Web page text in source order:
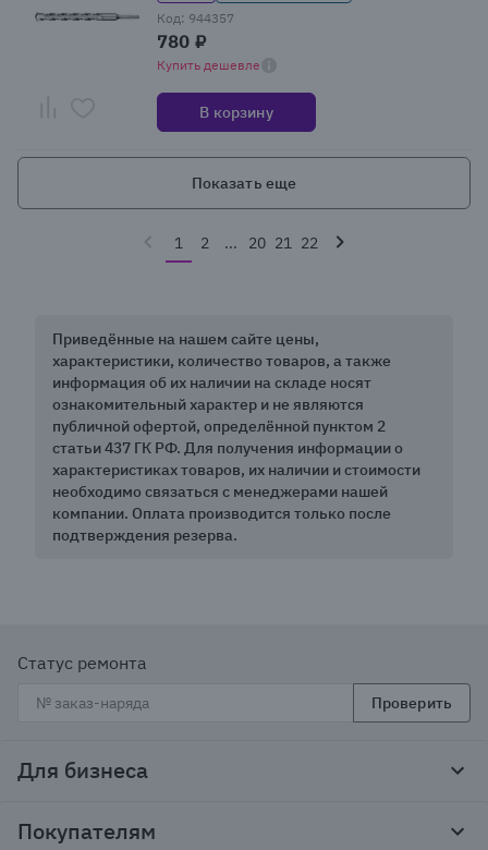
Код: 944357
780 ₽
Купить дешевле
В корзину
Показать еще
1 2 ... 20 21 22
Приведённые на нашем сайте цены,
характеристики, количество товаров, а также
информация об их наличии на складе носят
ознакомительный характер и не являются
публичной офертой, определённой пунктом 2
статьи 437 ГК РФ. Для получения информации о
характеристиках товаров, их наличии и стоимости
необходимо связаться с менеджерами нашей
компании. Оплата производится только после
подтверждения резерва.
Статус ремонта
Проверить
Для бизнеса
Тендеры и гос закупки
Покупателям